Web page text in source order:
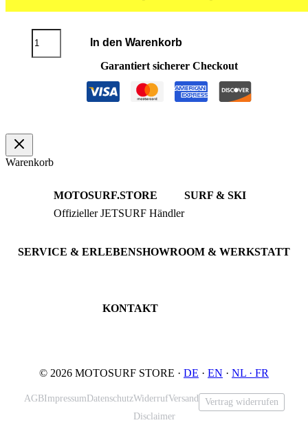
RACING
In den Warenkorb
Garantiert sicherer Checkout
Warenkorb
MOTOSURF.STORE
Offizieller JETSURF Händler
SURF & SKI
JETSURF Boards
SERVICE & ERLEBENSHOWROOM & WERKSTATT
KONTAKT
© 2026 MOTOSURF STORE · DE · EN · NL · FR
AGBImpressum DatenschutzWiderrufVersand
Vertrag widerrufen
Disclaimer